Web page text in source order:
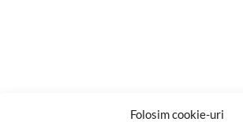
Folosim cookie-uri